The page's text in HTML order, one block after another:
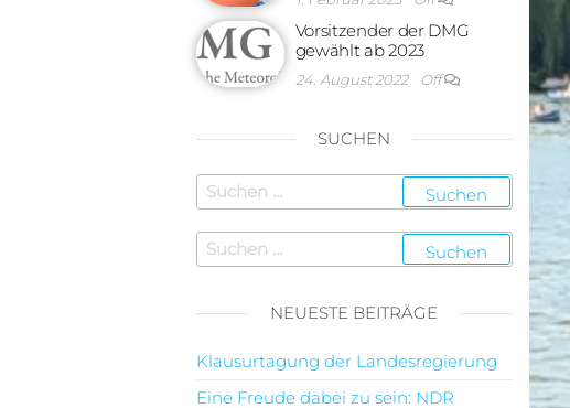
Vorsitzender der DMG
gewählt ab 2023
24. August 2022 Off
SUCHEN
NEUESTE BEITRÄGE
Klausurtagung der Landesregierung
Eine Freude dabei zu sein: NDR